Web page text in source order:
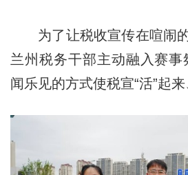
为了让税收宣传在喧闹的
兰州税务干部主动融入赛
闻乐见的方式使税宣“活”起来